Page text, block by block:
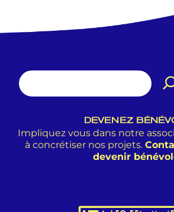
DEVENEZ
Impliquez vous dans notre
à concrétiser nos projets.
devenir